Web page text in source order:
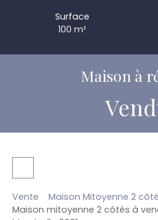
Surface
100m²
Maison à
Vente Maison Mitoyenne 2
Maison mitoyenne 2 côtés à